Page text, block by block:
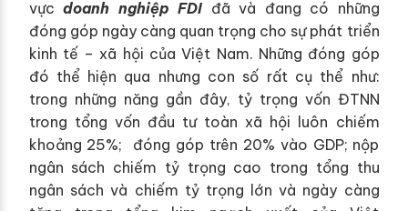
vực doanh nghiệp FDI đã và đang có những
đóng góp ngày càng quan trọng cho sự phát triển
kinh tế – xã hội của Việt Nam. Những đóng góp
đó thể hiện qua nhưng con số rất cụ thể như:
trong những năng gần đây, tỷ trọng vốn ĐTNN
trong tổng vốn đầu tư toàn xã hội luôn chiếm
khoảng 25%; đóng góp trên 20% vào GDP; nộp
ngân sách chiếm tỷ trọng cao trong tổng thu
ngân sách và chiếm tỷ trọng lớn và ngày càng